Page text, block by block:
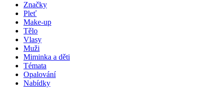
Značky
Pleť
Make-up
Tělo
Vlasy
Muži
Miminka a děti
Témata
Opalování
Nabídky